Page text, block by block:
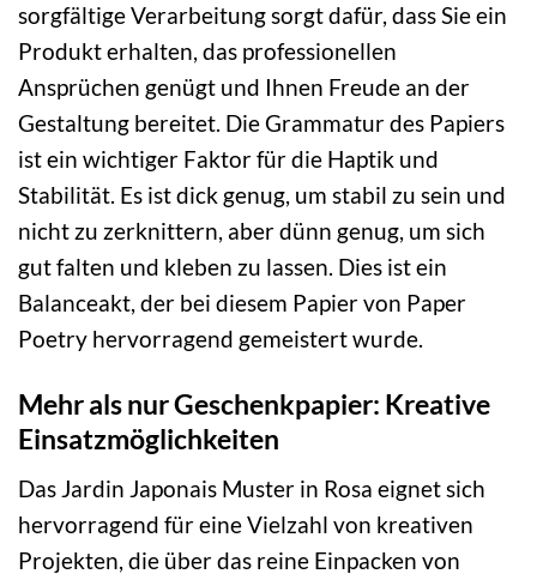
sorgfältige Verarbeitung sorgt dafür, dass Sie ein
Produkt erhalten, das professionellen
Ansprüchen genügt und Ihnen Freude an der
Gestaltung bereitet. Die Grammatur des Papiers
ist ein wichtiger Faktor für die Haptik und
Stabilität. Es ist dick genug, um stabil zu sein und
nicht zu zerknittern, aber dünn genug, um sich
gut falten und kleben zu lassen. Dies ist ein
Balanceakt, der bei diesem Papier von Paper
Poetry hervorragend gemeistert wurde.
Mehr als nur Geschenkpapier: Kreative
Einsatzmöglichkeiten
Das Jardin Japonais Muster in Rosa eignet sich
hervorragend für eine Vielzahl von kreativen
Projekten, die über das reine Einpacken von